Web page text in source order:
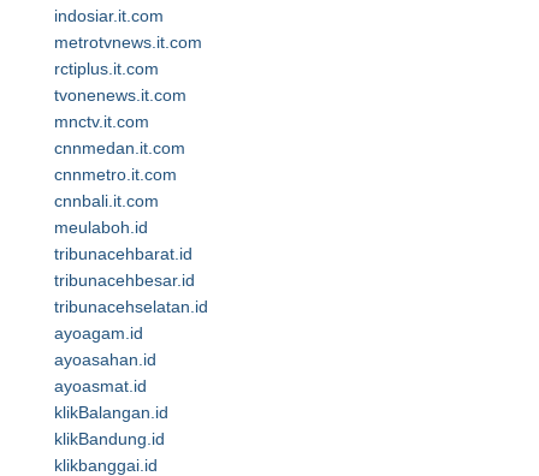
indosiar.it.com
metrotvnews.it.com
rctiplus.it.com
tvonenews.it.com
mnctv.it.com
cnnmedan.it.com
cnnmetro.it.com
cnnbali.it.com
meulaboh.id
tribunacehbarat.id
tribunacehbesar.id
tribunacehselatan.id
ayoagam.id
ayoasahan.id
ayoasmat.id
klikBalangan.id
klikBandung.id
klikbanggai.id